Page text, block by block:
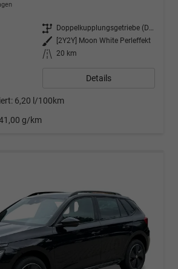
Getriebe
Doppelkupplungsgetriebe (DSG)
Außenfarbe
[2Y2Y] Moon White Perleffekt
Kilometerstand 20 km
Details
6,20 l/100km
g/km